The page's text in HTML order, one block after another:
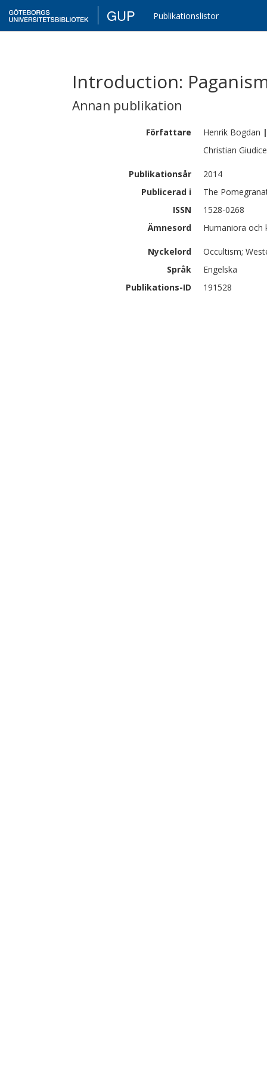
GUP Publikationslistor
Introduction:
Annan publikation
Författare Henrik Bogdan |
Christian Giudice
Publikationsår
2014
Publicerad i
The
ISSN
1528-0268
Ämnesord
Humaniora
Nyckelord
Occultism;
Språk
Engelska
Publikations-ID
191528